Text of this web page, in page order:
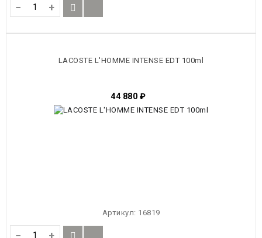
− +
LACOSTE L'HOMME INTENSE EDT 100ml
44 880 ₽
Артикул: 16819
− +